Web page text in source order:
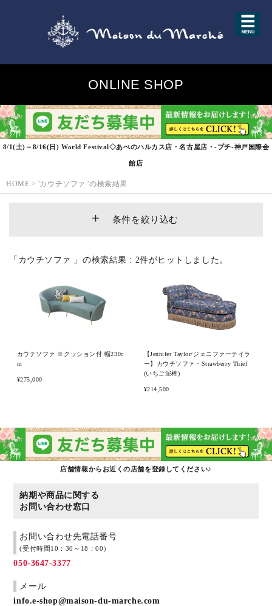
ONLINE SHOP
8/1(土)～8/16(日) World Festival◇あべのハルカス店・名古屋店・-プチ-神戸国際会
館店
HOME > 'カウチソファ 'の検索結果
条件を絞り込む
ピックアップ商品
商品カテゴリー/家具
商品カテゴリー/雑貨
カラー
サイズ
「カウチソファ 」の検索結果 : 2件がヒットしました。
カウチソファ ※クッション付 幅230c
m
¥275,000
【Jennifer Taylor/ジェニファーテイラ
ー】カウチソファ・Strawberry Thief
(いちご泥棒)
¥214,500
店舗情報からお近くの店舗を登録してください♪
納期や商品に関する
お問い合わせ窓口
お問い合わせ先電話番号
(受付時間10：30～18：00）
050-3647-3377
メール
info.e-shop@maison-du-marche.com